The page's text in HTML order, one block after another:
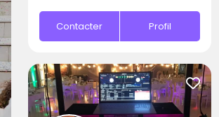
Contacter Profil